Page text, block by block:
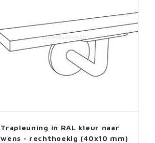
Trapleuning in RAL kleur naar
wens - rechthoekig (40x10 mm)